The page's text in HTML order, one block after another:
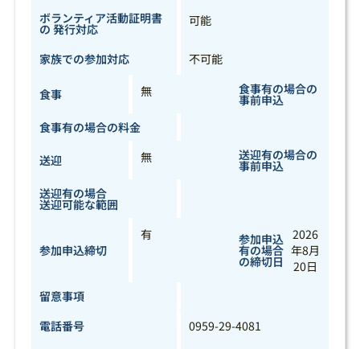
ボランティア活動証明書
の 発行対応
可能
家族での参加対応 不可能
食事 無 食事有の場合の
事前申込
食事有の場合の料金
送迎 無 送迎有の場合の
事前申込
送迎有の場合
送迎可能な範囲
参加申込締切
有 参加申込
有の場合
の締切日
2026
年8月
20日
留意事項
電話番号
0959-29-4081